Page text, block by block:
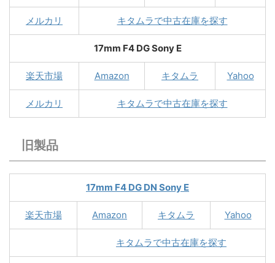
メルカリ キタムラで中古在庫を探す
17mm F4 DG Sony E
楽天市場 Amazon キタムラ Yahoo
メルカリ キタムラで中古在庫を探す
旧製品
17mm F4 DG DN Sony E
楽天市場 Amazon キタムラ Yahoo
キタムラで中古在庫を探す